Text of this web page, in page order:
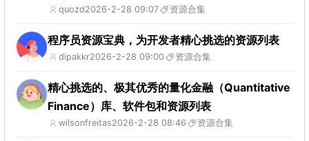
quozd2026-2-28 09:07 资源合集
程序员资源宝典，为开发者精心挑选的资源列表
dipakkr2026-2-28 09:00 资源合集
精心挑选的、极其优秀的量化金融（Quantitative
Finance）库、软件包和资源列表
wilsonfreitas2026-2-28 08:46 资源合集